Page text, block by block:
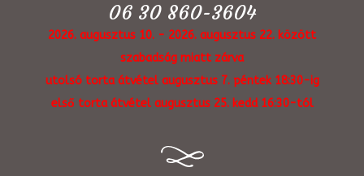
06 30 860-3604
2026. augusztus 10. - 2026. augusztus 22. között
szabadság miatt zárva
utolsó torta átvétel augusztus 7. péntek 18:30-ig
első torta átvétel augusztus 25. kedd 16:30-tól